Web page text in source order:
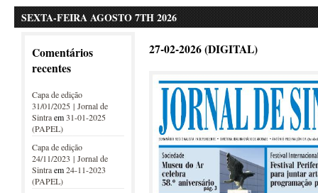
SEXTA-FEIRA AGOSTO 7TH 2026
Comentários
recentes
Capa de edição
31/01/2025 | Jornal de
Sintraem31-01-2025
(PAPEL)
Capa de edição
24/11/2023 | Jornal de
Sintraem24-11-2023
(PAPEL)
27-02-2026 (DIGITAL)